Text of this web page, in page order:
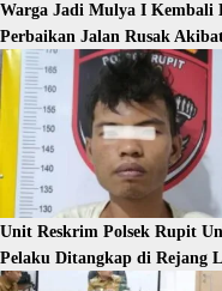
Warga Jadi Mulya I Kembali
Perbaikan Jalan Rusak
Unit Reskrim Polsek Rupit
Pelaku Ditangkap di Rejang